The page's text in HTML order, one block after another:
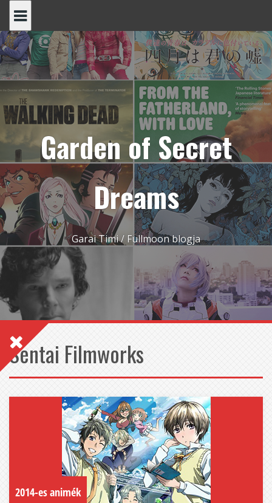
content
Garden of Secret
Dreams
Garai Timi / Fullmoon blogja
Sentai Filmworks
2014-es animék